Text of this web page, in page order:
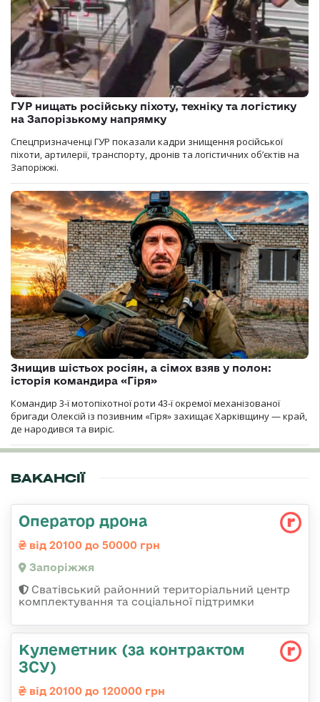
ГУР нищать російську піхоту, техніку та логістику
на Запорізькому напрямку
Спецпризначенці ГУР показали кадри знищення російської
піхоти, артилерії, транспорту, дронів та логістичних об’єктів на
Запоріжжі.
Знищив шістьох росіян, а сімох взяв у полон:
історія командира «Гіря»
Командир 3-ї мотопіхотної роти 43-ї окремої механізованої
бригади Олексій із позивним «Гіря» захищає Харківщину — край,
де народився та виріс.
ВАКАНСІЇ
Оператор дрона
від 20100 до 50000 грн
Запоріжжя
Сватівський районний територіальний центр
комплектування та соціальної підтримки
Кулеметник (за контрактом
ЗСУ)
від 20100 до 120000 грн